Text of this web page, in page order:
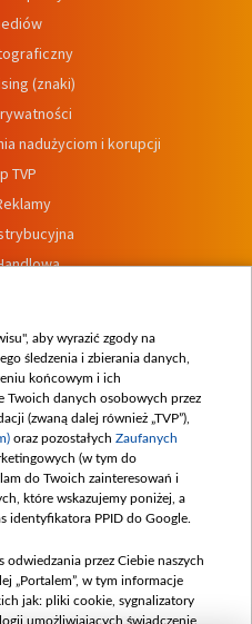
(znaki)
nadużyciom i korupcji
TVP
wewnętrznych
aby wyrazić zgody na
śledzenia i zbierania danych,
końcowym i ich
Twoich danych osobowych przez
(zwaną dalej również „TVP”),
oraz pozostałych Zaufanych
(w tym do
do Twoich zainteresowań i
które wskazujemy poniżej, a
identyfikatora PPID do Google.
odwiedzania przez Ciebie naszych
„Portalem”, w tym informacje
jak: pliki cookie, sygnalizatory
umożliwiających świadczenie